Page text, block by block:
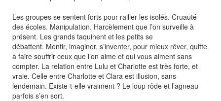
Les groupes se sentent forts pour railler les isolés. Cruauté
des écoles. Manipulation. Harcèlement que l’on surveille à
présent. Les grands taquinent et les petits se
débattent. Mentir, imaginer, s’inventer, pour mieux rêver, quitte
à faire souffrir ceux que l’on aime et qui vous aiment sans
compter. La relation entre Lulu et Charlotte est très forte, et
vraie. Celle entre Charlotte et Clara est illusion, sans
lendemain. Existe-t-elle vraiment ? Le loup rôde et l’agneau
parfois s’en sort.